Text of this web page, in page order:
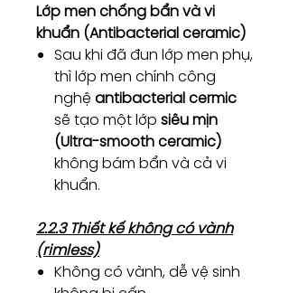
Lớp men chống bẩn và vi
khuẩn (Antibacterial ceramic)
Sau khi đã đun lớp men phụ,
thì lớp men chính công
nghệ antibacterial cermic
sẽ tạo một lớp siêu mịn
(Ultra-smooth ceramic)
không bám bẩn và cả vi
khuẩn.
2.2.3 Thiết kế không có vành
(rimless)
Không có vành, dễ vệ sinh